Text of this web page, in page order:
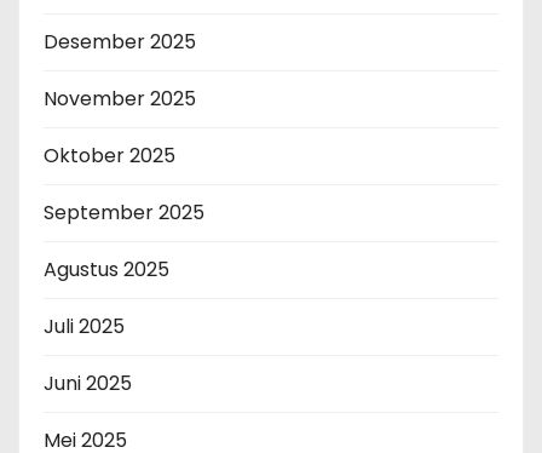
Desember 2025
November 2025
Oktober 2025
September 2025
Agustus 2025
Juli 2025
Juni 2025
Mei 2025